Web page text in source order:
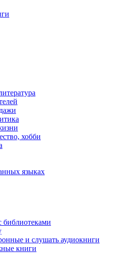
хобби
языках
библиотеками
и слушать аудиокниги
книги